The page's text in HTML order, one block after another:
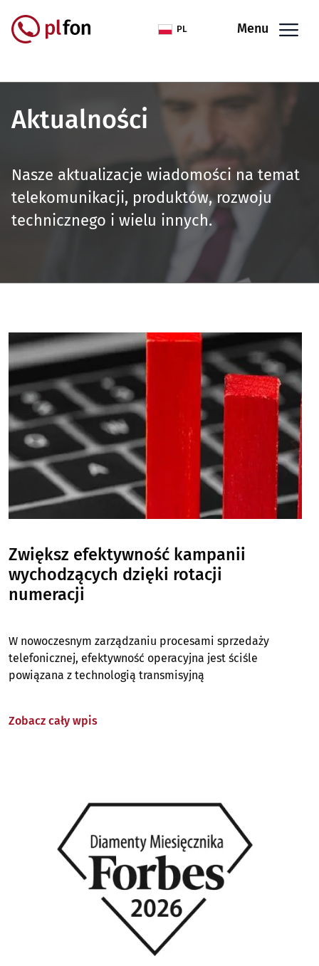
PL Menu
Aktualności
Nasze aktualizacje wiadomości na temat
telekomunikacji, produktów, rozwoju
technicznego i wielu innych.
Image
Zwiększ efektywność kampanii
wychodzących dzięki rotacji
numeracji
W nowoczesnym zarządzaniu procesami sprzedaży
telefonicznej, efektywność operacyjna jest ściśle
powiązana z technologią transmisyjną
Zobacz cały wpis